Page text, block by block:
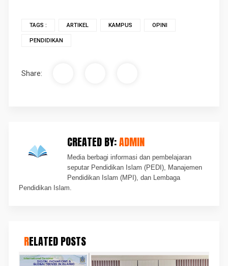
TAGS : ARTIKEL KAMPUS OPINI
PENDIDIKAN
Share:
CREATED BY:ADMIN
Media berbagi informasi dan pembelajaran
seputar Pendidikan Islam (PEDI), Manajemen
Pendidikan Islam (MPI), dan Lembaga
Pendidikan Islam.
RELATED POSTS